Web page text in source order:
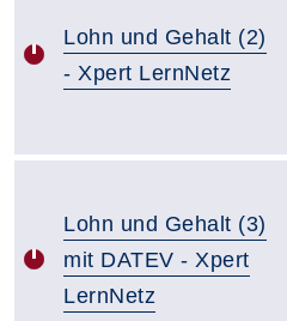
Lohn und Gehalt (2)
- Xpert LernNetz
Lohn und Gehalt (3)
mit DATEV - Xpert
LernNetz